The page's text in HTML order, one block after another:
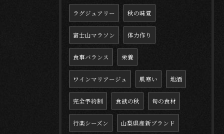
ラグジュアリー 秋の味覚
富士山マラソン 体力作り
食事バランス 栄養
ワインマリアージュ 肌寒い 地酒
完全予約制 食欲の秋 旬の食材
行楽シーズン 山梨県産新ブランド